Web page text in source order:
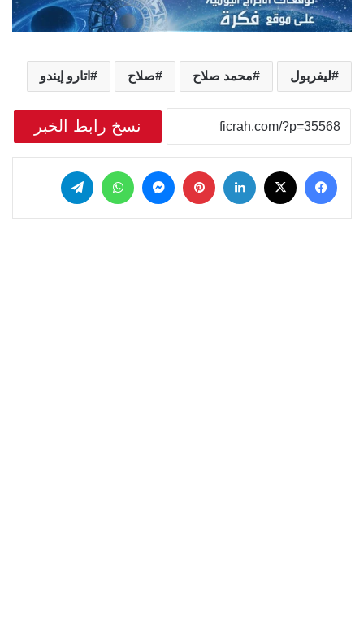
ليفربول محمد صلاح صلاح اتارو إيندو
نسخ رابط الخبر
فيسبوك لينكدإن بينتيريست
ماسنجر واتساب